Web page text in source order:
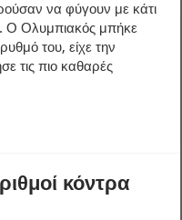
να φύγουν με κάτι
Ο Ολυμπιακός μπήκε
του, είχε την
τις πιο καθαρές
κόντρα